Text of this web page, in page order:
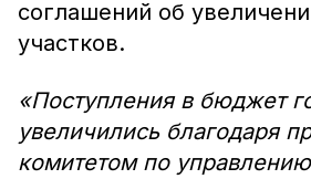
соглашений об
участков.
«Поступления в бюджет
увеличились благодаря
комитетом по управлению